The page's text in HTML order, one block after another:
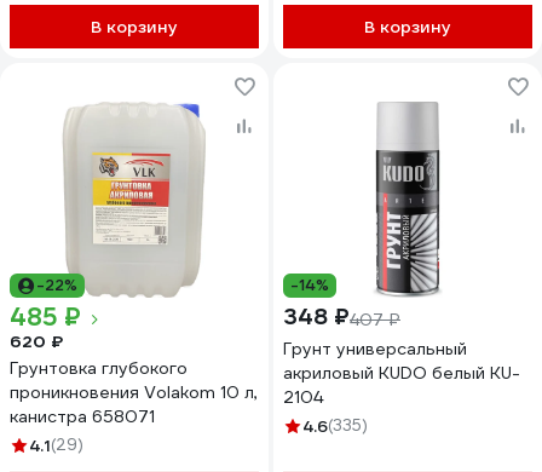
В корзину В корзину
-22%
485 ₽
620 ₽
Грунтовка глубокого
проникновения Volakom 10 л,
канистра 658071
4.1(29)
-14%
348 ₽407 ₽
Грунт универсальный
акриловый KUDO белый KU-
2104
4.6(335)